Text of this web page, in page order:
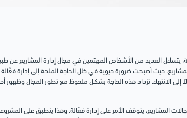
يتساءل العديد من الأشخاص المهتمين في مجال إدارة المشاريع عن
المشاريع، حيث أصبحت ضرورة حيوية في ظل الحاجة الملحة إلى إدارة
إلى الانتهاء. تزداد هذه الحاجة بشكل ملحوظ مع تطور المجال وظهور
المشاريع، يتوقف الأمر على إدارة فعّالة. وهذا ينطبق على